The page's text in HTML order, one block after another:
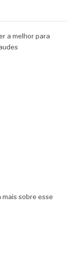
a melhor para
sobre esse